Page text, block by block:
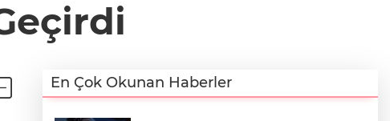
En Çok Okunan Haberler